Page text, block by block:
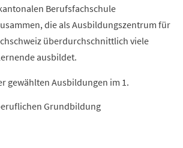
Berufsfachschule
die als Ausbildungszentrum für
überdurchschnittlich viele
ausbildet.
gewählten Ausbildungen im 1.
Grundbildung